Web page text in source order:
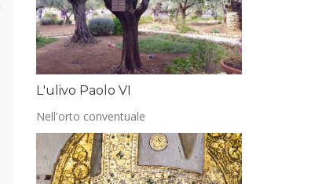
L'ulivo Paolo VI
Nell'orto conventuale